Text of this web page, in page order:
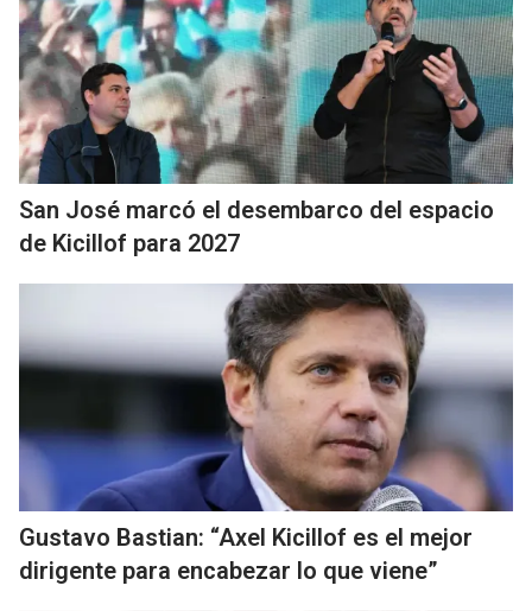
San José marcó el desembarco del espacio
de Kicillof para 2027
Gustavo Bastian: “Axel Kicillof es el mejor
dirigente para encabezar lo que viene”